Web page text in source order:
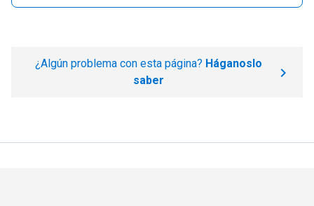
¿Algún problema con esta página? Háganoslo
saber